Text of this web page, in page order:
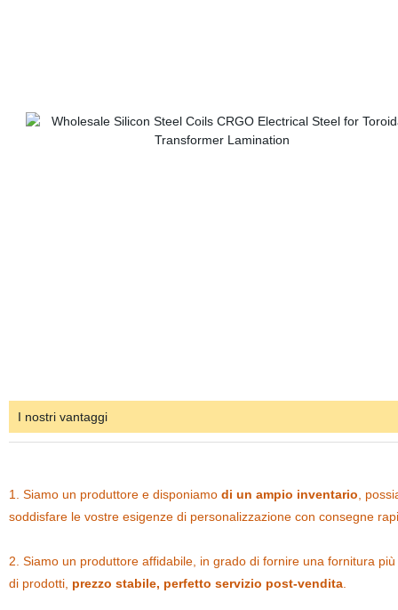
I nostri vantaggi
1. Siamo un produttore e disponiamodi un ampio inventario ,
soddisfare le vostre esigenze di personalizzazione con consegne
2. Siamo un produttore affidabile, in grado di fornire una fornitura più
di prodotti, prezzo stabile, perfetto servizio post-vendita.